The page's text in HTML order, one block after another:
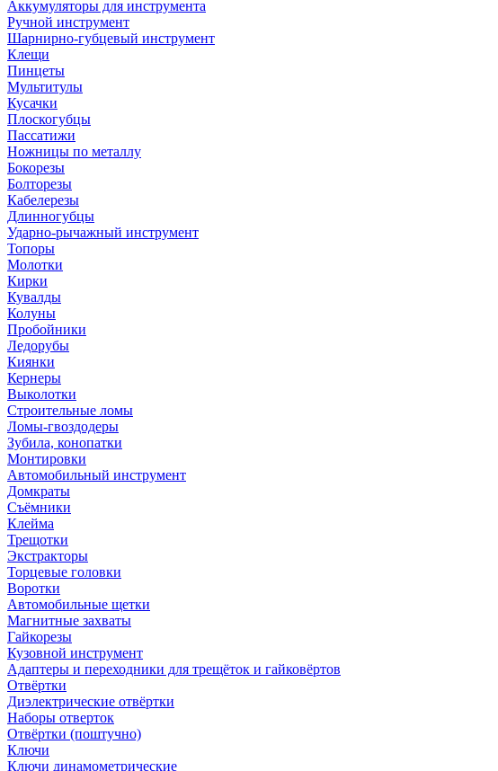
Аккумуляторы для инструмента
Ручной инструмент
Шарнирно-губцевый инструмент
Клещи
Пинцеты
Мультитулы
Кусачки
Плоскогубцы
Пассатижи
Ножницы по металлу
Бокорезы
Болторезы
Кабелерезы
Длинногубцы
Ударно-рычажный инструмент
Топоры
Молотки
Кирки
Кувалды
Колуны
Пробойники
Ледорубы
Киянки
Кернеры
Выколотки
Строительные ломы
Ломы-гвоздодеры
Зубила, конопатки
Монтировки
Автомобильный инструмент
Домкраты
Съёмники
Клейма
Трещотки
Экстракторы
Торцевые головки
Воротки
Автомобильные щетки
Магнитные захваты
Гайкорезы
Кузовной инструмент
Адаптеры и переходники для трещёток и гайковёртов
Отвёртки
Диэлектрические отвёртки
Наборы отверток
Отвёртки (поштучно)
Ключи
Ключи динамометрические